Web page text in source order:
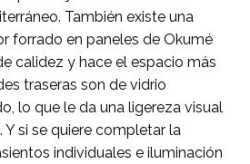
También existe una
forrado en paneles de Okumé
calidez y hace el espacio más
traseras son de vidrio
lo que le da una ligereza visual
si se quiere completar la
individuales e iluminación